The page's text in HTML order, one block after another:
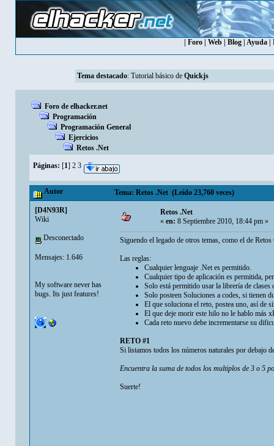
Foro Web Blog Ayuda
Tema destacado: Tutorial básico de Quickjs
Foro de elhacker.net
Programación
Programación General
Ejercicios
Retos .Net
Páginas: [1] 2 3
Autor Tema: Retos .Net (Leído 23,760 veces)
[D4N93R]
Wiki
Desconectado
Mensajes: 1.646
My software never has
bugs. Its just features!
Retos .Net
«en:8 Septiembre 2010, 18:44 pm »
Siguendo el legado de otros temas, como el de
Las reglas:
Cualquier lenguaje .Net es permitido.
Cualquier tipo de aplicación es permitida,
Solo está permitido usar la librería de clases
Solo posteen Soluciones a codes, si tienen
El que soluciona el reto, postea uno, así de
El que deje morir este hilo no le hablo más
Cada reto nuevo debe incrementarse su
RETO #1
Si listamos todos los números naturales por debajo
Encuentra la suma de todos los multiplos de 3 o 5
Suerte!